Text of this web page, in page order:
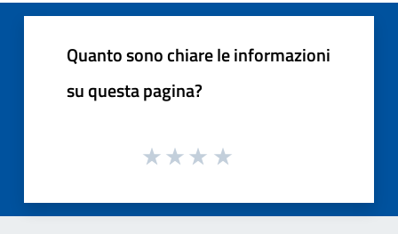
Quanto sono chiare le informazioni
su questa pagina?